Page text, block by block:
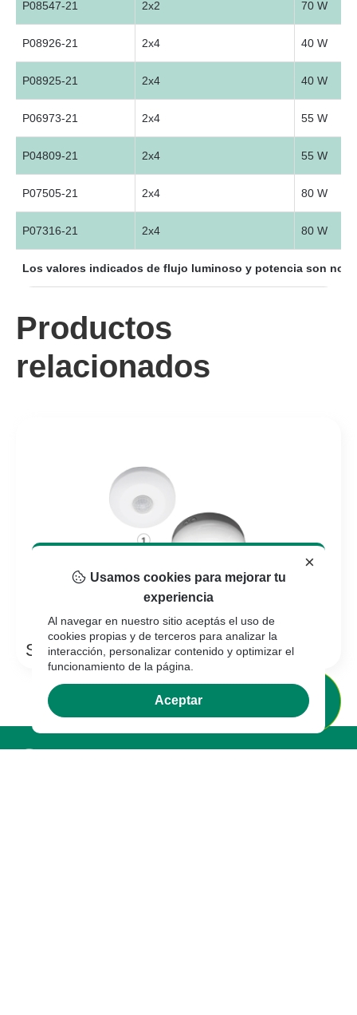
P08547-21 2x2 70 W
P08926-21 2x4 40 W
P08925-21 2x4 40 W
P06973-21 2x4 55 W
P04809-21 2x4 55 W
P07505-21 2x4 80 W
P07316-21 2x4 80 W
Los valores indicados de flujo luminoso y potencia son
Productos
relacionados
Sensores De Sobreponer
×
Usamos cookies para mejorar tu
experiencia
Al navegar en nuestro sitio aceptás el uso de
cookies propias y de terceros para analizar la
interacción, personalizar contenido y optimizar el
funcionamiento de la página.
Aceptar